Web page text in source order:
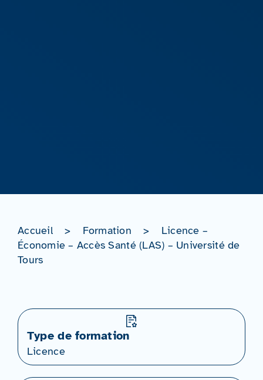
Accueil > Formation >
Licence –
Économie – Accès Santé (LAS) – Université de
Tours
Type de formation
Licence